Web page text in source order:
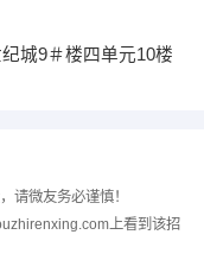
城9＃楼四单元10楼
请微友务必谨慎！
上看到该招